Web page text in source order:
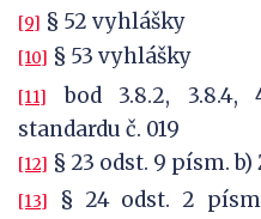
[9] § 52 vyhlášky
[10] § 53 vyhlášky
[11]
bod 3.8.2, 3.8.4,
standardu č. 019
[12] § 23 odst. 9 písm. b)
[13]
§ 24 odst. 2